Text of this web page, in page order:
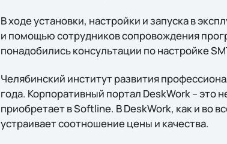
В ходе установки, настройки и запуска в
и помощью сотрудников сопровождения
понадобились консультации по настройке
Челябинский институт развития
года. Корпоративный портал DeskWork –
приобретает в Softline. В DeskWork, как и во
устраивает соотношение цены и качества.